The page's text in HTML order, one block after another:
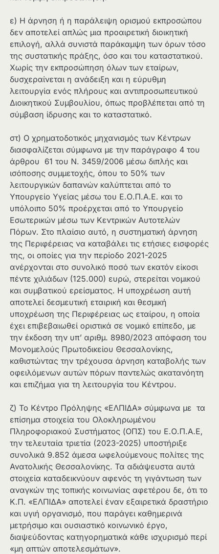
ε) Η άρνηση ή η παράλειψη ορισμού εκπροσώπου
δεν αποτελεί απλώς μια προαιρετική διοικητική
επιλογή, αλλά συνιστά παράκαμψη των όρων τόσο
της συστατικής πράξης, όσο και του καταστατικού.
Χωρίς την εκπροσώπηση όλων των εταίρων,
δυσχεραίνεται η ανάδειξη και η εύρυθμη
λειτουργία ενός πλήρους και αντιπροσωπευτικού
Διοικητικού Συμβουλίου, όπως προβλέπεται από τη
σύμβαση ίδρυσης και το καταστατικό.
στ) Ο χρηματοδοτικός μηχανισμός των Κέντρων
διασφαλίζεται σύμφωνα με την παράγραφο 4 του
άρθρου 61 του Ν. 3459/2006 μέσω διπλής και
ισόποσης συμμετοχής, όπου το 50% των
λειτουργικών δαπανών καλύπτεται από το
Υπουργείο Υγείας μέσω του Ε.Ο.Π.Α.Ε. και το
υπόλοιπο 50% προέρχεται από το Υπουργείο
Εσωτερικών μέσω των Κεντρικών Αυτοτελών
Πόρων. Στο πλαίσιο αυτό, η συστηματική άρνηση
της Περιφέρειας να καταβάλει τις ετήσιες εισφορές
της, οι οποίες για την περίοδο 2021-2025
ανέρχονται στο συνολικό ποσό των εκατόν είκοσι
πέντε χιλιάδων (125.000) ευρώ, στερείται νομικού
και συμβατικού ερείσματος. Η υποχρέωση αυτή
αποτελεί δεσμευτική εταιρική και θεσμική
υποχρέωση της Περιφέρειας ως εταίρου, η οποία
έχει επιβεβαιωθεί οριστικά σε νομικό επίπεδο, με
την έκδοση την υπ’ αριθμ. 8980/2023 απόφαση του
Μονομελούς Πρωτοδικείου Θεσσαλονίκης,
καθιστώντας την τρέχουσα άρνηση καταβολής των
οφειλόμενων αυτών πόρων παντελώς ακατανόητη
και επιζήμια για τη λειτουργία του Κέντρου.
ζ) Το Κέντρο Πρόληψης «ΕΛΠΙΔΑ» σύμφωνα με τα
επίσημα στοιχεία του Ολοκληρωμένου
Πληροφοριακού Συστήματος (ΟΠΣ) του Ε.Ο.Π.Α.Ε,
την τελευταία τριετία (2023-2025) υποστήριξε
συνολικά 9.852 άμεσα ωφελούμενους πολίτες της
Ανατολικής Θεσσαλονίκης. Τα αδιάψευστα αυτά
στοιχεία καταδεικνύουν αφενός τη γιγάντωση των
αναγκών της τοπικής κοινωνίας αφετέρου δε, ότι το
Κ.Π. «ΕΛΠΙΔΑ» αποτελεί έναν εξαιρετικά δραστήριο
και υγιή οργανισμό, που παράγει καθημερινά
μετρήσιμο και ουσιαστικό κοινωνικό έργο,
διαψεύδοντας κατηγορηματικά κάθε ισχυρισμό περί
«μη απτών αποτελεσμάτων».